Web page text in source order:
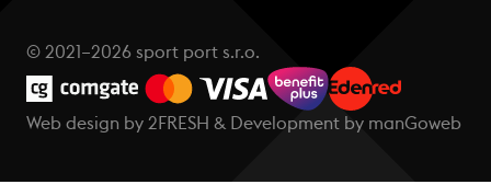
© 2021–2026 sport port s.r.o.
Web design by 2FRESH & Development by manGoweb